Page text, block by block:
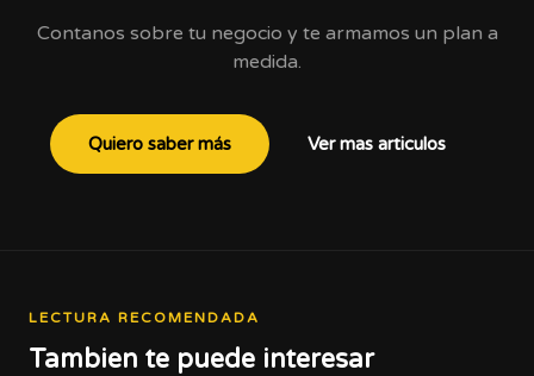
Contanos sobre tu negocio y te armamos un plan a
medida.
Quiero saber más Ver mas articulos
LECTURA RECOMENDADA
Tambien te puede interesar